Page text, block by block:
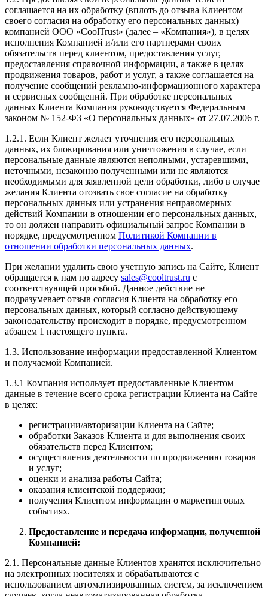
соглашается на их обработку (вплоть до отзыва Клиентом
своего согласия на обработку его персональных данных)
компанией ООО «CoolTrust» (далее – «Компания»), в целях
исполнения Компанией и/или его партнерами своих
обязательств перед клиентом, предоставления услуг,
предоставления справочной информации, а также в целях
продвижения товаров, работ и услуг, а также соглашается на
получение сообщений рекламно-информационного характера
и сервисных сообщений. При обработке персональных
данных Клиента Компания руководствуется Федеральным
законом № 152-ФЗ «О персональных данных» от 27.07.2006 г.
1.2.1. Если Клиент желает уточнения его персональных
данных, их блокирования или уничтожения в случае, если
персональные данные являются неполными, устаревшими,
неточными, незаконно полученными или не являются
необходимыми для заявленной цели обработки, либо в случае
желания Клиента отозвать свое согласие на обработку
персональных данных или устранения неправомерных
действий Компании в отношении его персональных данных,
то он должен направить официальный запрос Компании в
порядке, предусмотренном Политикой Компании в
отношении обработки персональных данных.
При желании удалить свою учетную запись на Сайте, Клиент
обращается к нам по адресу sales@cooltrust.ru с
соответствующей просьбой. Данное действие не
подразумевает отзыв согласия Клиента на обработку его
персональных данных, который согласно действующему
законодательству происходит в порядке, предусмотренном
абзацем 1 настоящего пункта.
1.3. Использование информации предоставленной Клиентом
и получаемой Компанией.
1.3.1 Компания использует предоставленные Клиентом
данные в течение всего срока регистрации Клиента на Сайте
в целях:
регистрации/авторизации Клиента на Сайте;
обработки Заказов Клиента и для выполнения своих
обязательств перед Клиентом;
осуществления деятельности по продвижению товаров
и услуг;
оценки и анализа работы Сайта;
оказания клиентской поддержки;
получения Клиентом информации о маркетинговых
событиях.
Предоставление и передача информации, полученной
Компанией:
2.1. Персональные данные Клиентов хранятся исключительно
на электронных носителях и обрабатываются с
использованием автоматизированных систем, за исключением